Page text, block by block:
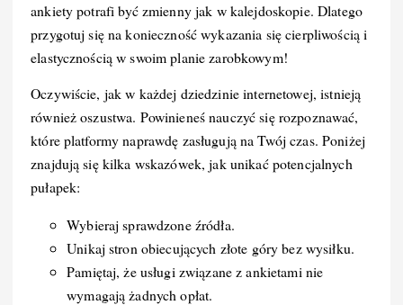
ankiety potrafi być zmienny jak w kalejdoskopie. Dlatego
przygotuj się na konieczność wykazania się cierpliwością i
elastycznością w swoim planie zarobkowym!
Oczywiście, jak w każdej dziedzinie internetowej, istnieją
również oszustwa. Powinieneś nauczyć się rozpoznawać,
które platformy naprawdę zasługują na Twój czas. Poniżej
znajdują się kilka wskazówek, jak unikać potencjalnych
pułapek:
Wybieraj sprawdzone źródła.
Unikaj stron obiecujących złote góry bez wysiłku.
Pamiętaj, że usługi związane z ankietami nie
wymagają żadnych opłat.